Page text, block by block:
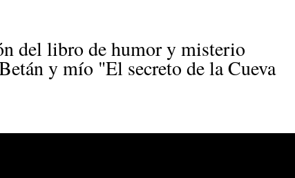
del libro de humor y misterio
y mío "El secreto de la Cueva